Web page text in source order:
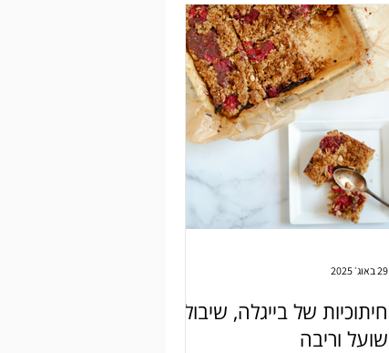
חיתוכיות של בייגלה, שיבולת
שועל וריבה
29 באוג׳ 2025